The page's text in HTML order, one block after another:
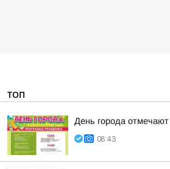
ТОП
День города
08:43